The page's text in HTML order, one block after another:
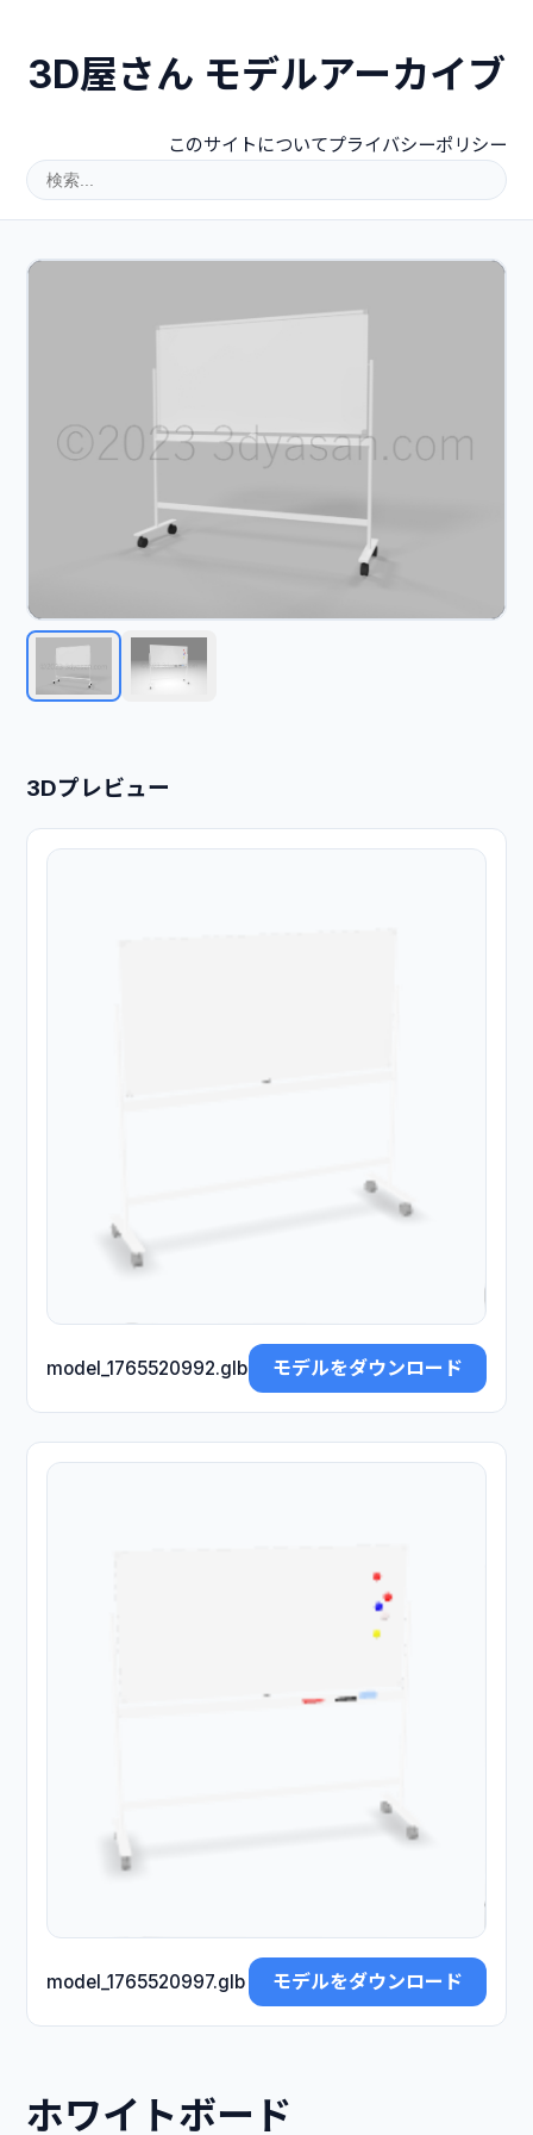
3D屋さん モデルアーカイブ
このサイトについてプライバシーポリシー
3Dプレビュー
model_1765520992.glb モデルをダウンロード
model_1765520997.glb モデルをダウンロード
ホワイトボード